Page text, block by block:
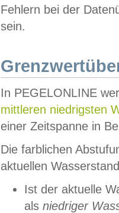
Fehlern bei der
sein.
In PEGELONLINE
mittleren niedrigsten
einer Zeitspanne in
Die farblichen
aktuellen
Ist der aktuelle
als niedriger